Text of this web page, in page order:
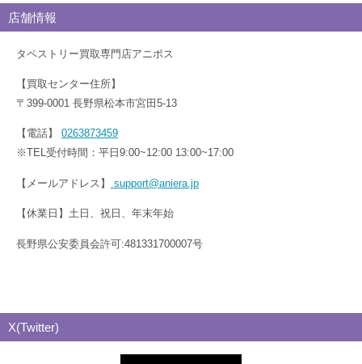
店舗情報
タペストリー買取専門店アニポス
【買取センター住所】
〒399-0001 長野県松本市宮田5-13
【電話】 0263873459
※TEL受付時間：平日9:00~12:00 13:00~17:00
【メールアドレス】 support@aniera.jp
【休業日】土日、祝日、年末年始
長野県公安委員会許可:481331700007号
X(Twitter)